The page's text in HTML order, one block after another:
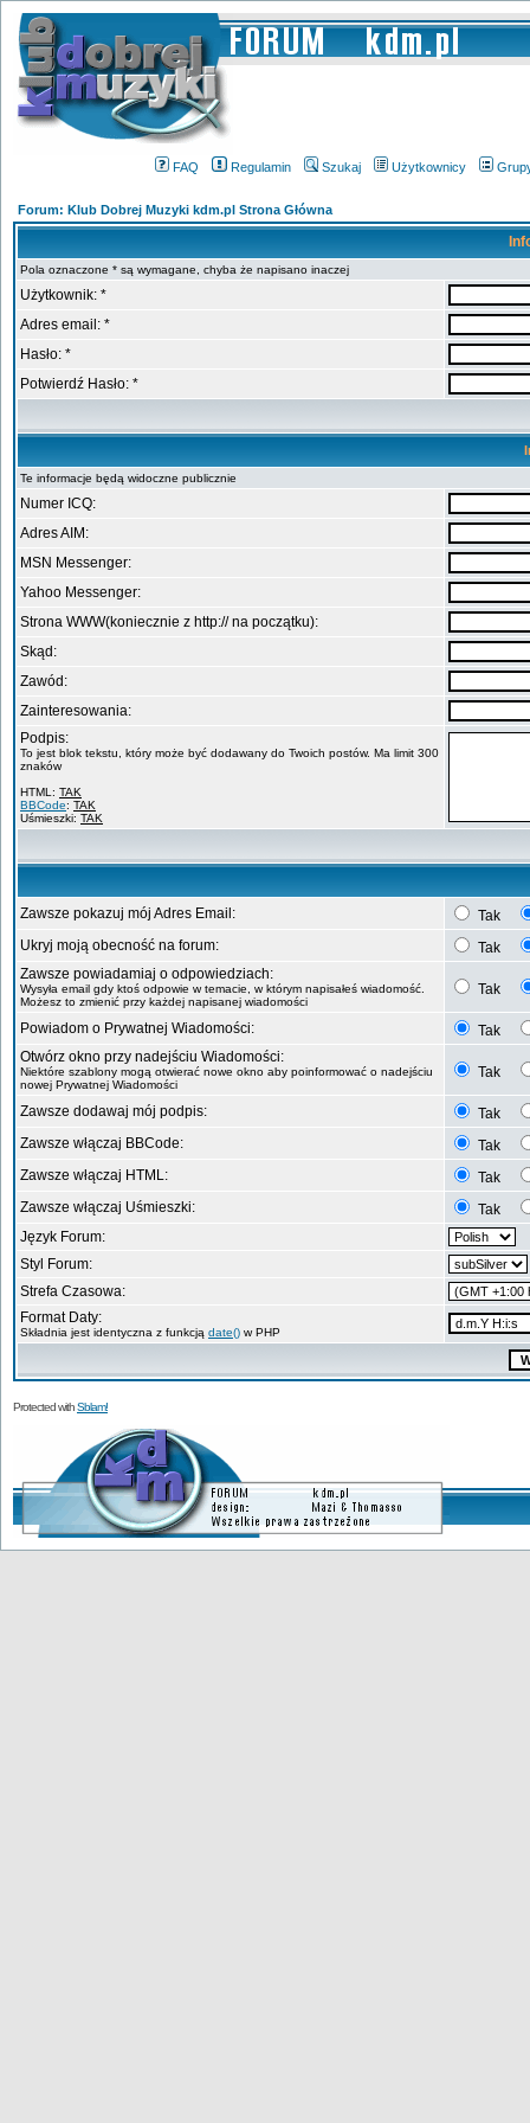
FAQ Regulamin Szukaj Użytkownicy
Forum: Klub Dobrej Muzyki kdm.pl Strona Główna
Pola oznaczone * są wymagane, chyba że napisano inaczej
Użytkownik: *
Adres email: *
Hasło: *
Potwierdź Hasło: *
Te informacje będą widoczne publicznie
Numer ICQ:
Adres AIM:
MSN Messenger:
Yahoo Messenger:
Strona WWW(koniecznie z http:// na początku):
Skąd:
Zawód:
Zainteresowania:
Podpis:
To jest blok tekstu, który może być dodawany do Twoich postów. Ma limit 300
znaków
HTML: TAK
BBCode: TAK
Uśmieszki: TAK
Zawsze pokazuj mój Adres Email:
Tak
Ukryj moją obecność na forum:
Tak
Zawsze powiadamiaj o odpowiedziach:
Wysyła email gdy ktoś odpowie w temacie, w którym napisałeś wiadomość.
Możesz to zmienić przy każdej napisanej wiadomości
Tak
Powiadom o Prywatnej Wiadomości:
Tak
Otwórz okno przy nadejściu Wiadomości:
Niektóre szablony mogą otwierać nowe okno aby poinformować o nadejściu
nowej Prywatnej Wiadomości
Tak
Zawsze dodawaj mój podpis:
Tak
Zawsze włączaj BBCode:
Tak
Zawsze włączaj HTML:
Tak
Zawsze włączaj Uśmieszki:
Tak
Język Forum:
Styl Forum:
Strefa Czasowa:
Format Daty:
Składnia jest identyczna z funkcją date() w PHP
Protected withSblam!